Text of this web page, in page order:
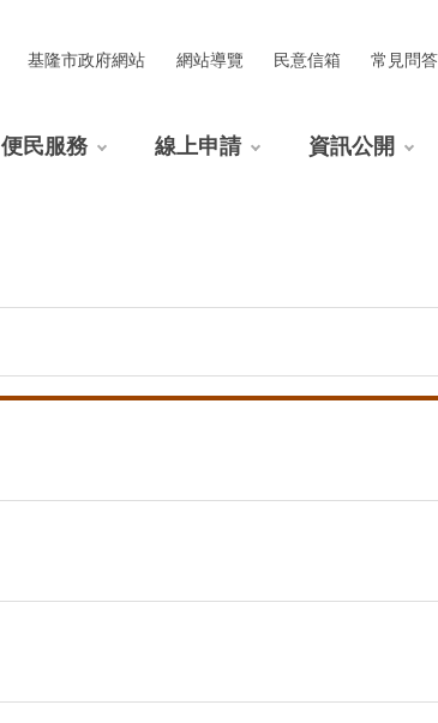
基隆市政府網站 網站導覽 民意信箱 常見問答
便民服務 線上申請 資訊公開